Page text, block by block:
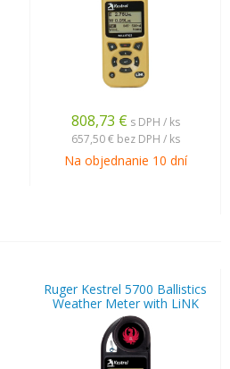
808,73 € s DPH / ks
657,50 € bez DPH / ks
Na objednanie 10 dní
Ruger Kestrel 5700 Ballistics
Weather Meter with LiNK